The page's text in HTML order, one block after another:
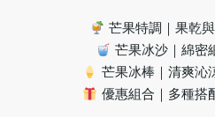
芒果特調｜果乾
芒果冰沙｜綿密
芒果冰棒｜清爽沁
優惠組合｜多種搭